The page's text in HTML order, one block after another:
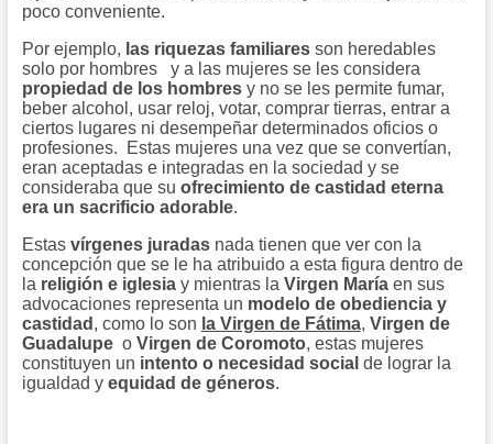
poco conveniente.
Por ejemplo, las riquezas familiaresson heredables
solo por hombres y a las mujeres se les considera
propiedad de los hombresy no se les permite fumar,
beber alcohol, usar reloj, votar, comprar tierras, entrar a
ciertos lugares ni desempeñar determinados oficios o
profesiones. Estas mujeres una vez que se convertían,
eran aceptadas e integradas en la sociedad y se
consideraba que su ofrecimiento de castidad eterna
era un sacrificio adorable.
Estas vírgenes juradasnada tienen que ver con la
concepción que se le ha atribuido a esta figura dentro de
la religión e iglesiay mientras la Virgen Maríaen sus
advocaciones representa un modelo de obediencia y
castidad , como lo son la Virgen de Fátima, Virgen de
Guadalupeo Virgen de Coromoto, estas mujeres
constituyen un intento o necesidad social de lograr la
igualdad y equidad de géneros.